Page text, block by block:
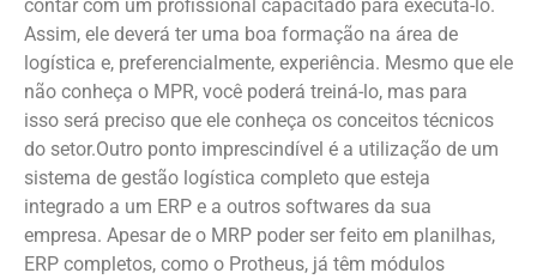
contar com um profissional capacitado para executá-lo.
Assim, ele deverá ter uma boa formação na área de
logística e, preferencialmente, experiência. Mesmo que ele
não conheça o MPR, você poderá treiná-lo, mas para
isso será preciso que ele conheça os conceitos técnicos
do setor.Outro ponto imprescindível é a utilização de um
sistema de gestão logística completo que esteja
integrado a um ERP e a outros softwares da sua
empresa. Apesar de o MRP poder ser feito em planilhas,
ERP completos, como o Protheus, já têm módulos